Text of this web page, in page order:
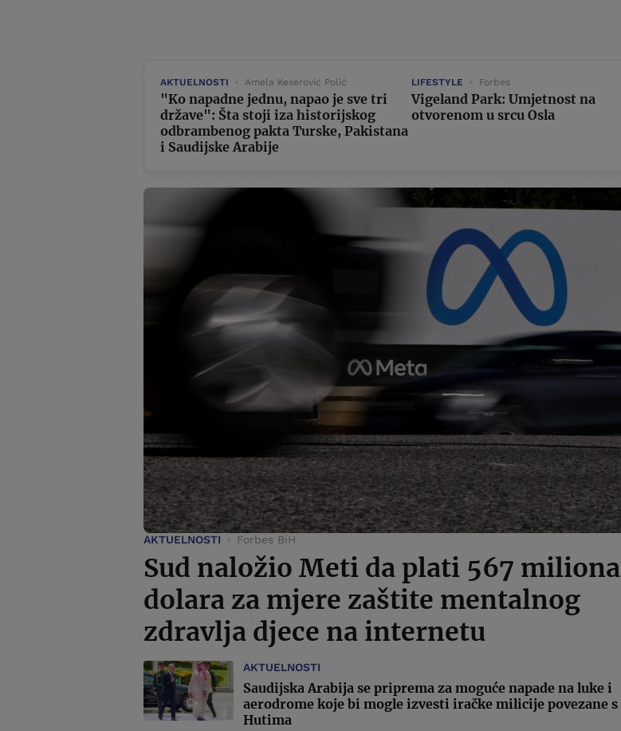
AKTUELNOSTI Amela Keserović Polić
"Ko napadne jednu, napao je sve tri
države": Šta stoji iza historijskog
odbrambenog pakta Turske, Pakistana
i Saudijske Arabije
LIFESTYLE Forbes
Vigeland Park: Umjetnost na
otvorenom u srcu Osla
AKTUELNOSTI Forbes BiH
Sud naložio Meti da plati 567 miliona
dolara za mjere zaštite mentalnog
zdravlja djece na internetu
AKTUELNOSTI
Saudijska Arabija se priprema za moguće napade na luke i
aerodrome koje bi mogle izvesti iračke milicije povezane s
Hutima